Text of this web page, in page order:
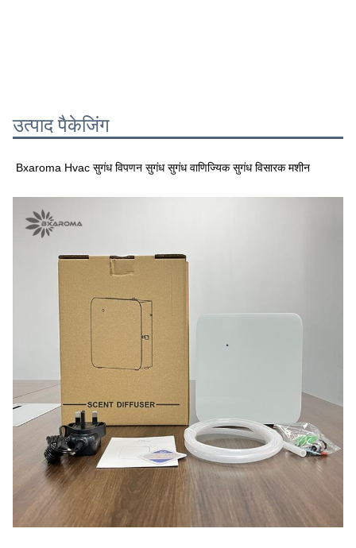
उत्पाद पैकेजिंग
Bxaroma Hvac सुगंध विपणन सुगंध सुगंध वाणिज्यिक सुगंध विसारक मशीन